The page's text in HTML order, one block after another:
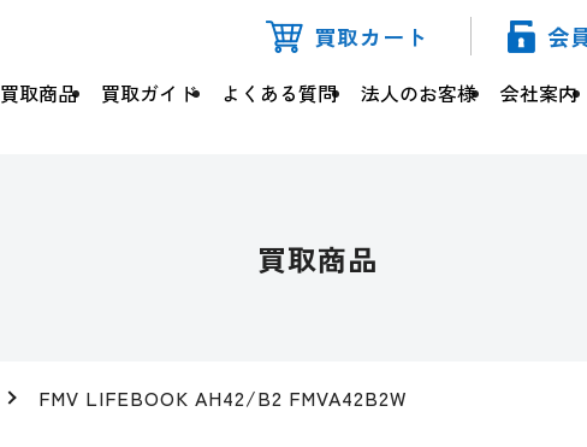
買取カート 会
買取商品 買取ガイド よくある質問 法人のお客様 会社案内
買取商品
FMV LIFEBOOK AH42/B2 FMVA42B2W